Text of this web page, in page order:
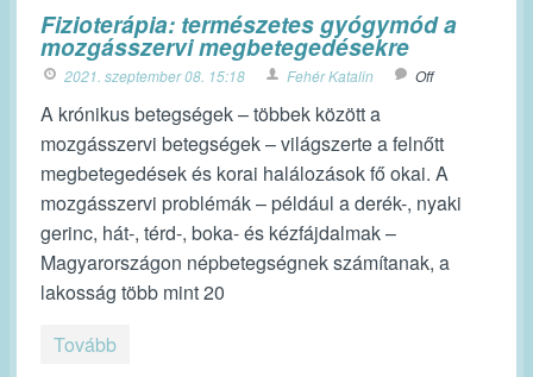
Fizioterápia: természetes gyógymód a
mozgásszervi megbetegedésekre
2021. szeptember 08. 15:18 Fehér Katalin Off
A krónikus betegségek – többek között a
mozgásszervi betegségek – világszerte a felnőtt
megbetegedések és korai halálozások fő okai. A
mozgásszervi problémák – például a derék-, nyaki
gerinc, hát-, térd-, boka- és kézfájdalmak –
Magyarországon népbetegségnek számítanak, a
lakosság több mint 20
Tovább